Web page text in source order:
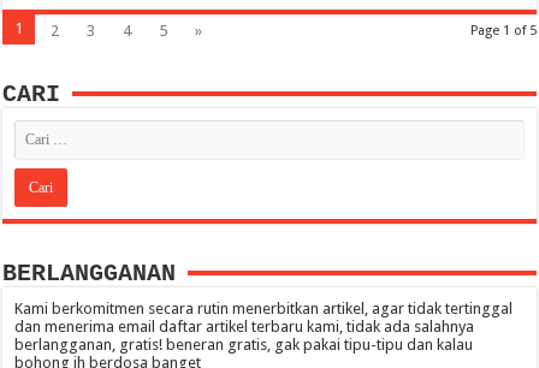
Page 1 of 5
1 2 3 4 5 »
CARI
BERLANGGANAN
Kami berkomitmen secara rutin menerbitkan artikel, agar tidak tertinggal
dan menerima email daftar artikel terbaru kami, tidak ada salahnya
berlangganan, gratis! beneran gratis, gak pakai tipu-tipu dan kalau
bohong ih berdosa banget